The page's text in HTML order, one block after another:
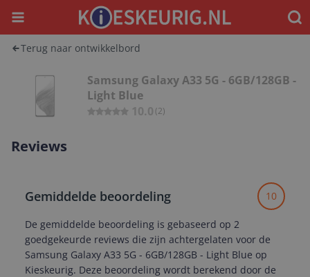
Menu
Terug naar ontwikkelbord
Samsung Galaxy A33 5G - 6GB/128GB -
Light Blue
10.0 (2)
Reviews
Gemiddelde beoordeling 10
De gemiddelde beoordeling is gebaseerd op 2
goedgekeurde reviews die zijn achtergelaten voor de
Samsung Galaxy A33 5G - 6GB/128GB - Light Blue op
Kieskeurig. Deze beoordeling wordt berekend door de